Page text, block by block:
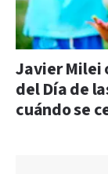
Javier Milei
del Día de
cuándo se